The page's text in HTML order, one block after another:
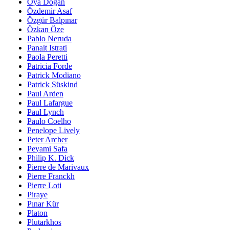
Oya Doğan
Özdemir Asaf
Özgür Balpınar
Özkan Öze
Pablo Neruda
Panait Istrati
Paola Peretti
Patricia Forde
Patrick Modiano
Patrick Süskind
Paul Arden
Paul Lafargue
Paul Lynch
Paulo Coelho
Penelope Lively
Peter Archer
Peyami Safa
Philip K. Dick
Pierre de Marivaux
Pierre Franckh
Pierre Loti
Piraye
Pınar Kür
Platon
Plutarkhos